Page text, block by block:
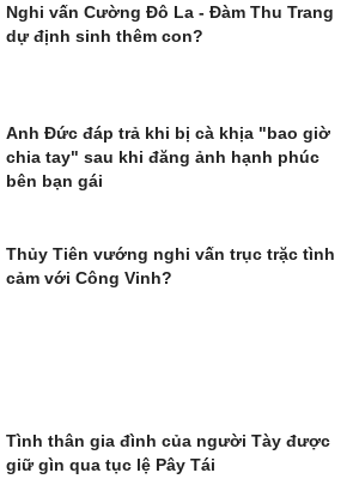
Nghi vấn Cường Đô La - Đàm Thu Trang
dự định sinh thêm con?
Anh Đức đáp trả khi bị cà khịa "bao giờ
chia tay" sau khi đăng ảnh hạnh phúc
bên bạn gái
Thủy Tiên vướng nghi vấn trục trặc tình
cảm với Công Vinh?
Tình thân gia đình của người Tày được
giữ gìn qua tục lệ Pây Tái